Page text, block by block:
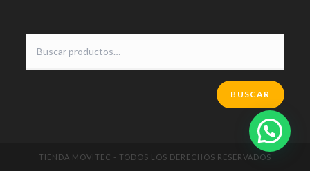
BUSCAR
TIENDA MOVITEC - TODOS LOS DERECHOS RESERVADOS